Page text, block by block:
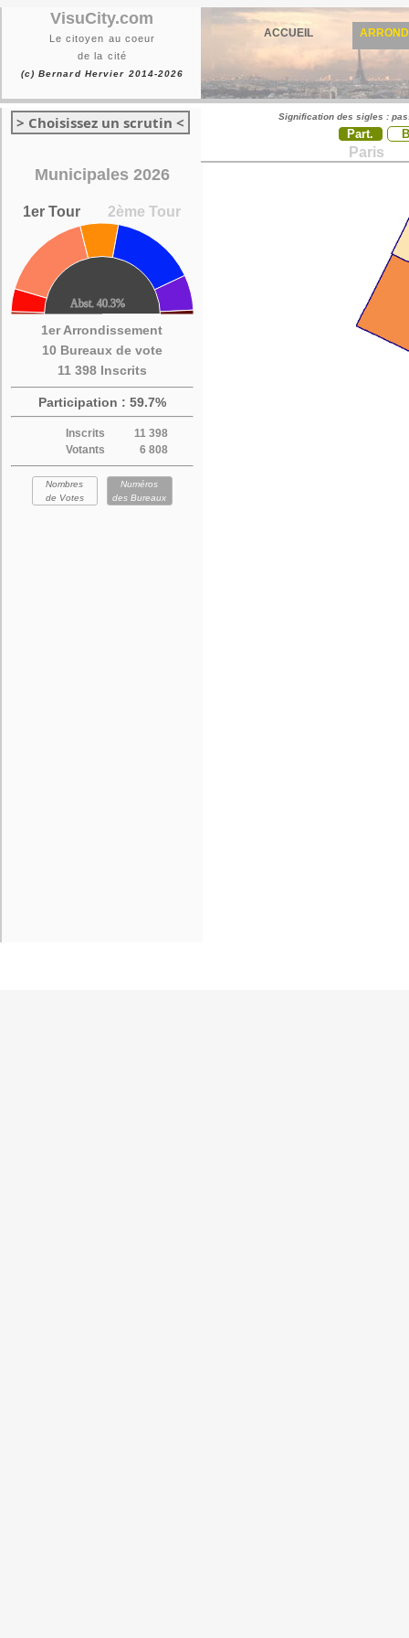
VisuCity.com
Le citoyen au coeur
de la cité
(c) Bernard Hervier 2014-2026
ACCUEIL
> Choisissez un scrutin <
Municipales 2026
1er Tour 2ème Tour
1er Arrondissement
10 Bureaux de vote
11 398 Inscrits
Participation : 59.7%
Inscrits
11 398
Votants
6 808
Nombres
de Votes
Numéros
des Bureaux
Signification des sigles :
Part.
Paris